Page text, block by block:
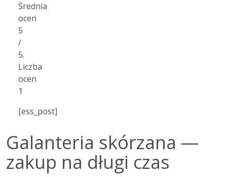
Średnia
ocen
5
/
5.
Liczba
ocen
1
[ess_post]
Galanteria skórzana —
zakup na długi czas